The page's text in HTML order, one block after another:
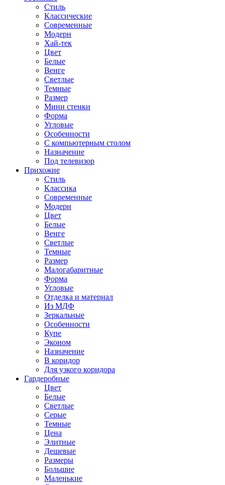
Стиль
Классические
Современные
Модерн
Хай-тек
Цвет
Белые
Венге
Светлые
Темные
Размер
Мини стенки
Форма
Угловые
Особенности
С компьютерным столом
Назначение
Под телевизор
Прихожие
Стиль
Классика
Современные
Модерн
Цвет
Белые
Венге
Светлые
Темные
Размер
Малогабаритные
Форма
Угловые
Отделка и материал
Из МДФ
Зеркальные
Особенности
Купе
Эконом
Назначение
В коридор
Для узкого коридора
Гардеробные
Цвет
Белые
Светлые
Серые
Темные
Цена
Элитные
Дешевые
Размеры
Большие
Маленькие